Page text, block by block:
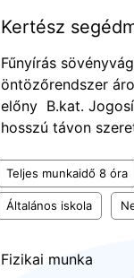
Kertész
Fűnyírás
öntözőrendszer
előny B.kat.
hosszú távon
Teljes munkaidő 8 óra
Általános iskola
Fizikai munka